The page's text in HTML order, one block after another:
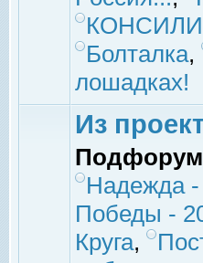
Болталка,
лошадках!
Из
Надежда -
Победы -
Круга,